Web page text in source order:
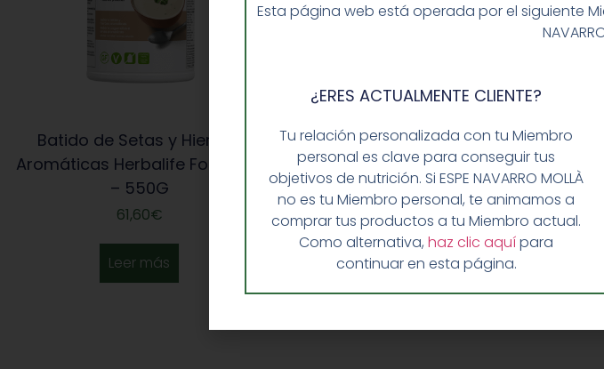
Batido de Setas y Hierbas
Aromáticas Herbalife Formula 1
– 550G
61,60€
Leer más
Esta página web está operada por el siguiente
¿ERES ACTUALMENTE CLIENTE?
Tu relación personalizada con tu Miembro
personal es clave para conseguir tus
objetivos de nutrición. Si ESPE NAVARRO MOLLÀ
no es tu Miembro personal, te animamos a
comprar tus productos a tu Miembro actual.
Como alternativa,haz clic aquípara
continuar en esta página.